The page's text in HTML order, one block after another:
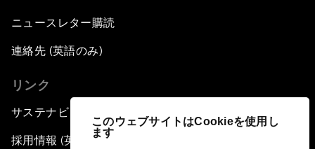
このウェブサイトはCookieを使用し
ます
ニュースレター購読
連絡先 (英語のみ)
リンク
サステナビリティへの取り組み
採用情報 (英語のみ)